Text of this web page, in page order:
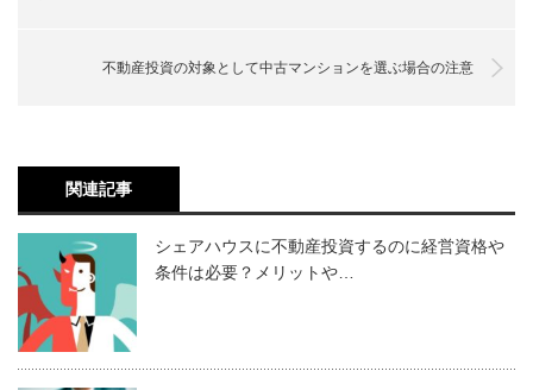
不動産投資の対象として中古マンションを選ぶ場合の注意
関連記事
シェアハウスに不動産投資するのに経営資格や
条件は必要？メリットや…